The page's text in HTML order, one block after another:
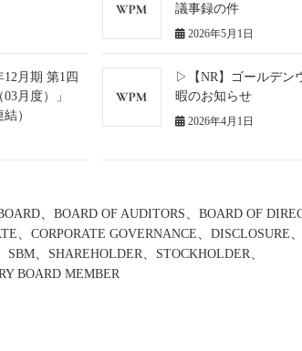
議事録の件
2026年5月1日
月期 第1四
月度）」
）
▷【NR】ゴールデン
暇のお知らせ
2026年4月1日
、BOARD OF AUDITORS 、BOARD OF
、CORPORATE GOVERNANCE 、DISCLOSURE
SBM SHAREHOLDER STOCKHOLDER
BOARD MEMBER